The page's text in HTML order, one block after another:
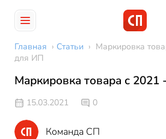
Главная › Статьи › Маркировка
для ИП
Маркировка товара с 2021
15.03.2021 0
Команда СП